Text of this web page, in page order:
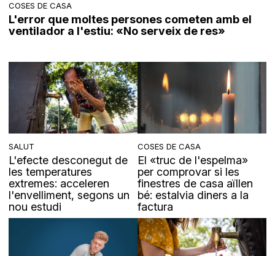
COSES DE CASA
L'error que moltes persones cometen amb el
ventilador a l'estiu: «No serveix de res»
SALUT
L'efecte desconegut de
les temperatures
extremes: acceleren
l'envelliment, segons un
nou estudi
COSES DE CASA
El «truc de l'espelma»
per comprovar si les
finestres de casa aïllen
bé: estalvia diners a la
factura